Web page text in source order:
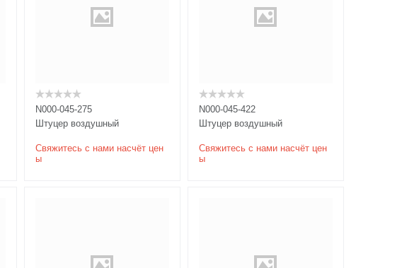
N000-045-275
Штуцер воздушный
Свяжитесь с нами насчёт цен
ы
N000-045-422
Штуцер воздушный
Свяжитесь с нами насчёт цен
ы